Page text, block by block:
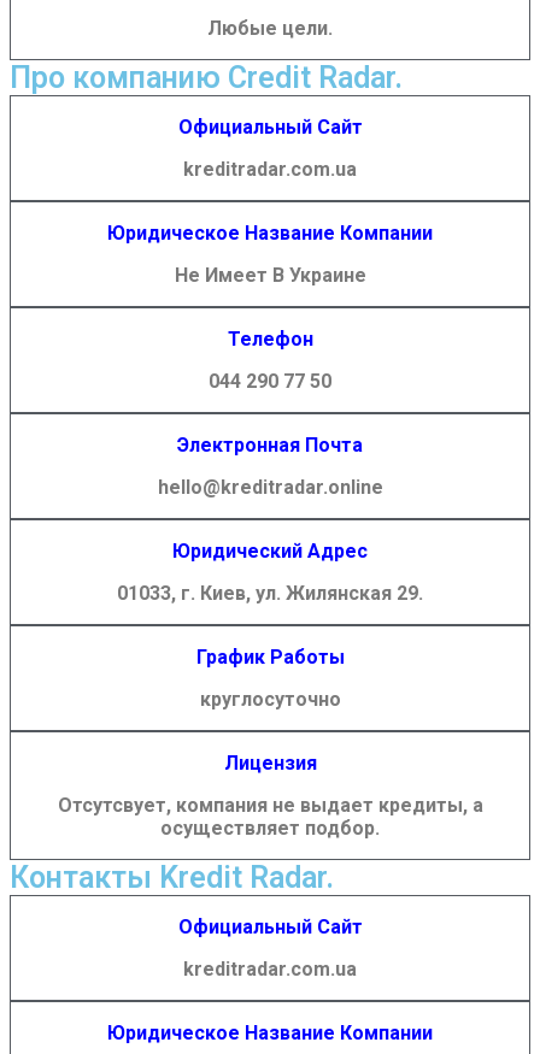
Любые цели.
Про компанию Credit Radar.
Официальный Сайт
kreditradar.com.ua
Юридическое Название Компании
Не Имеет В Украине
Телефон
044 290 77 50
Электронная Почта
hello@kreditradar.online
Юридический Адрес
01033, г. Киев, ул. Жилянская 29.
График Работы
круглосуточно
Лицензия
Отсутсвует, компания не выдает кредиты, а
осуществляет подбор.
Контакты Kredit Radar.
Официальный Сайт
kreditradar.com.ua
Юридическое Название Компании